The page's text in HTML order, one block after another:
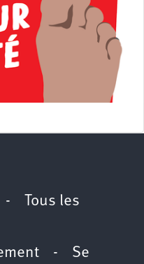
-
Tous les
- Se